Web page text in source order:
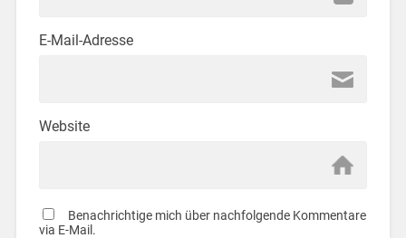
E-Mail-Adresse
Website
Benachrichtige mich über nachfolgende Kommentare
via E-Mail.